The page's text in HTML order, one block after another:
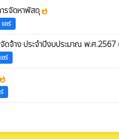
รจัดหาพัสดุwhatshot
แชร์
ดจ้าง ประจำปีงบประมาณ พ.ศ
ชร์
whatshot